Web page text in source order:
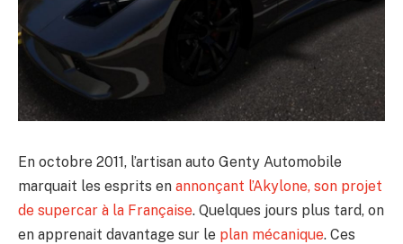
En octobre 2011, l’artisan auto Genty Automobile
marquait les esprits en annonçant l’Akylone, son projet
de supercar à la Française. Quelques jours plus tard, on
en apprenait davantage sur le plan mécanique. Ces